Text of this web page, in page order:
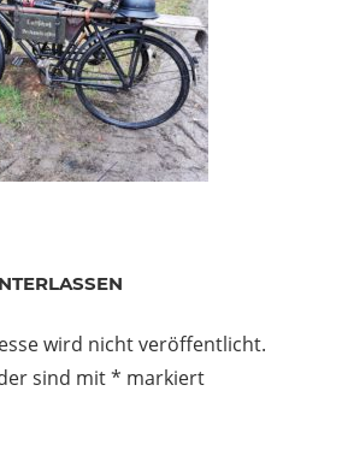
wird nicht veröffentlicht.
sind mit* markiert